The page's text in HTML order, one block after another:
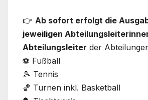
👉 Ab sofort erfolgt die
jeweiligen
Abteilungsleiter der
⚽ Fußball
🎾 Tennis
🏀 Turnen inkl. Basketball